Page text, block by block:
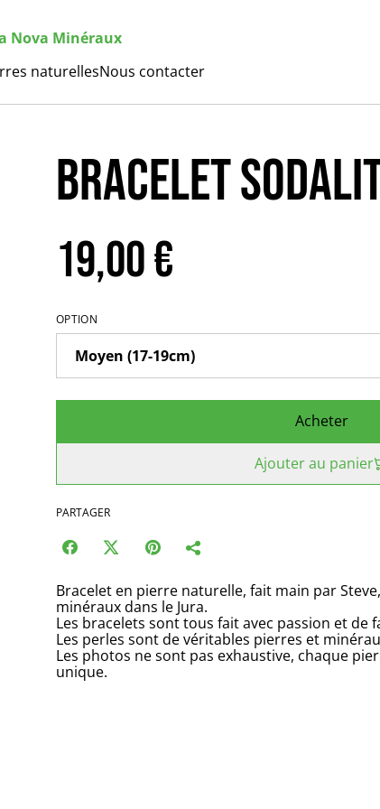
Nova Minéraux
naturellesNous contacter
Bracelet
19,00 €
OPTION
Acheter
Ajouter au panier
PARTAGER
Bracelet en pierre naturelle, fait main par
minéraux dans le Jura.
Les bracelets sont tous fait avec passion et de
Les perles sont de véritables pierres et
Les photos ne sont pas exhaustive, chaque
unique.